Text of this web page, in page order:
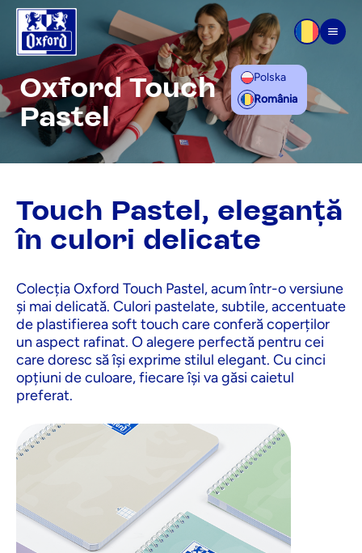
Sari la conținut
Polska
România
Oxford Touch
Pastel
Touch Pastel, eleganță
în culori delicate
Colecția Oxford Touch Pastel, acum într-o versiune
și mai delicată. Culori pastelate, subtile, accentuate
de plastifierea soft touch care conferă coperților
un aspect rafinat. O alegere perfectă pentru cei
care doresc să își exprime stilul elegant. Cu cinci
opțiuni de culoare, fiecare își va găsi caietul
preferat.